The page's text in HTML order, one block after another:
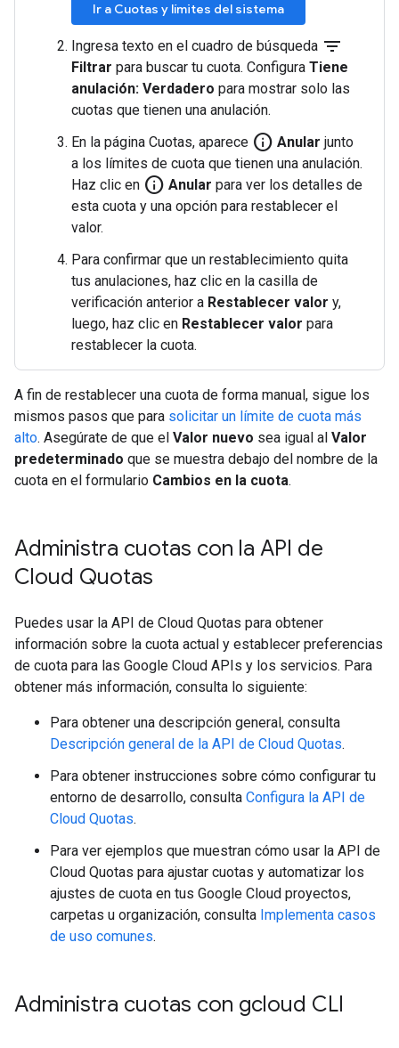
Ir a Cuotas y límites del sistema
Ingresa texto en el cuadro de búsqueda filter_list
Filtrar para buscar tu cuota. Configura Tiene
anulación: Verdadero para mostrar solo las
cuotas que tienen una anulación.
En la página Cuotas, aparece info Anular junto
a los límites de cuota que tienen una anulación.
Haz clic en info Anular para ver los detalles de
esta cuota y una opción para restablecer el
valor.
Para confirmar que un restablecimiento quita
tus anulaciones, haz clic en la casilla de
verificación anterior a Restablecer valor y,
luego, haz clic en Restablecer valor para
restablecer la cuota.
A fin de restablecer una cuota de forma manual, sigue los
mismos pasos que para solicitar un límite de cuota más
alto. Asegúrate de que el Valor nuevo sea igual al Valor
predeterminado que se muestra debajo del nombre de la
cuota en el formulario Cambios en la cuota.
Administra cuotas con la API de
Cloud Quotas
Puedes usar la API de Cloud Quotas para obtener
información sobre la cuota actual y establecer preferencias
de cuota para las Google Cloud APIs y los servicios. Para
obtener más información, consulta lo siguiente:
Para obtener una descripción general, consulta
Descripción general de la API de Cloud Quotas.
Para obtener instrucciones sobre cómo configurar tu
entorno de desarrollo, consulta Configura la API de
Cloud Quotas.
Para ver ejemplos que muestran cómo usar la API de
Cloud Quotas para ajustar cuotas y automatizar los
ajustes de cuota en tus Google Cloud proyectos,
carpetas u organización, consulta Implementa casos
de uso comunes.
Administra cuotas con gcloud CLI